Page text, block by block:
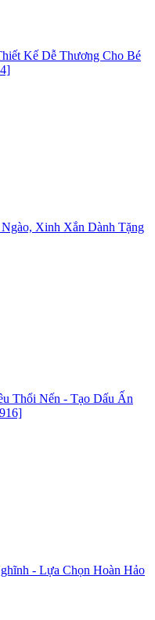
Kế Dễ Thương Cho Bé
Xinh Xắn Dành Tặng
Thổi Nến - Tạo Dấu Ấn
- Lựa Chọn Hoàn Hảo